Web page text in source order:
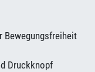
Bewegungsfreiheit
Druckknopf